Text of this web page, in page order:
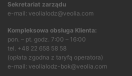
Sekretariat zarządu
e-mail: veolialodz@veolia.com
Kompleksowa obsługa Klienta:
pon. – pt. godz. 7:00 – 16:00
tel. +48 22 658 58 58
(opłata zgodna z taryfą operatora)
e-mail: veolialodz-bok@veolia.com